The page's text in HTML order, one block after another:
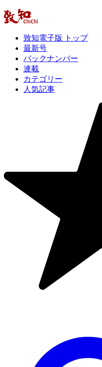
致知電子版 トップ
最新号
バックナンバー
連載
カテゴリー
人気記事